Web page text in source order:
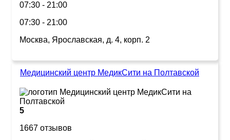
07:30 - 21:00
07:30 - 21:00
Москва, Ярославская, д. 4, корп. 2
Медицинский центр МедикСити на Полтавской
5
1667 отзывов